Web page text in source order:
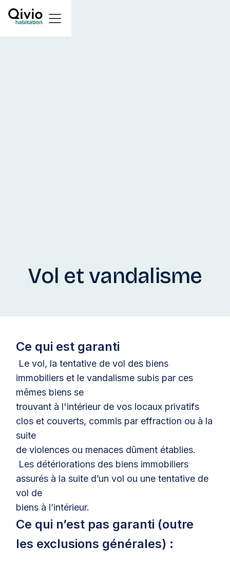
Vol et vandalisme
Ce qui est garanti
Le vol, la tentative de vol des biens
immobiliers et le vandalisme subis par ces
mêmes biens se
trouvant à l'intérieur de vos locaux privatifs
clos et couverts, commis par effraction ou à la
suite
de violences ou menaces dûment établies.
Les détériorations des biens immobiliers
assurés à la suite d’un vol ou une tentative de
vol de
biens à l’intérieur.
Ce qui n’est pas garanti (outre
les exclusions générales) :